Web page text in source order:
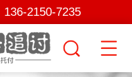
136-2150-7235